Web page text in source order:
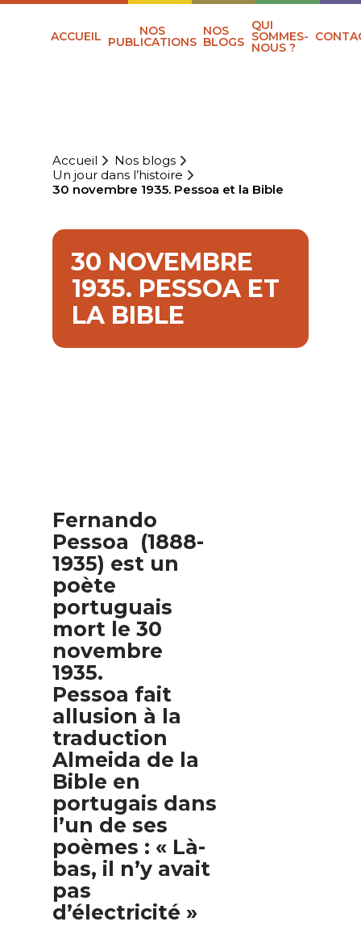
ACCUEIL NOS
PUBLICATIONS
NOS
BLOGS
QUI
SOMMES-
NOUS ?
Accueil
Nos blogs
Un jour dans l’histoire
30 novembre 1935. Pessoa et la Bible
30 NOVEMBRE
1935. PESSOA ET
LA BIBLE
Fernando
Pessoa (1888-
1935) est un
poète
portuguais
mort le 30
novembre
1935.
Pessoa fait
allusion à la
traduction
Almeida de la
Bible en
portugais dans
l’un de ses
poèmes : « Là-
bas, il n’y avait
pas
d’électricité »